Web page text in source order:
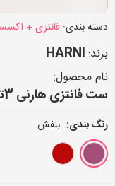
دسته بندی: فانتزی +
برند:HARNI
نام محصول:
ست فانتزی هارنی 3تیکه مدل 9033 (بسته 2 عددی)
رنگ بندی: بنفش